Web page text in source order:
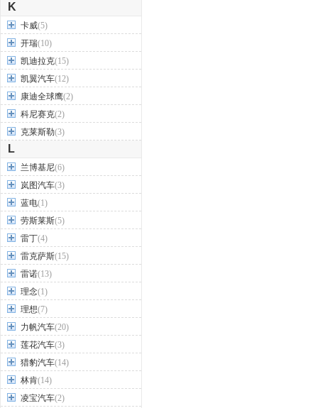
K
卡威(5)
开瑞(10)
凯迪拉克(15)
凯翼汽车(12)
康迪全球鹰(2)
科尼赛克(2)
克莱斯勒(3)
L
兰博基尼(6)
岚图汽车(3)
蓝电(1)
劳斯莱斯(5)
雷丁(4)
雷克萨斯(15)
雷诺(13)
理念(1)
理想(7)
力帆汽车(20)
莲花汽车(3)
猎豹汽车(14)
林肯(14)
凌宝汽车(2)